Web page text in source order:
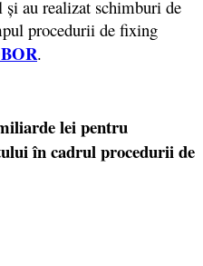
au realizat schimburi de
procedurii de fixing
.
lei pentru
în cadrul procedurii de